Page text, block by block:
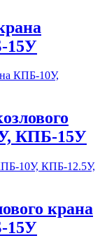
15У
КПБ-15У
крана
15У